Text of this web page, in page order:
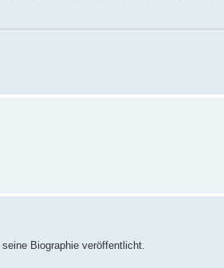
Biographie veröffentlicht.